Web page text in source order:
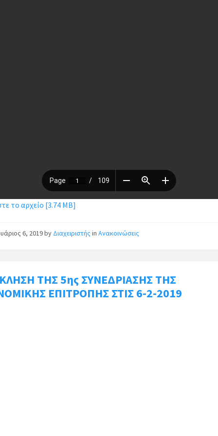
το αρχείο [3.74 MB]
6, 2019by Διαχειριστής inΑνακοινώσεις
ΤΗΣ 5ης ΣΥΝΕΔΡΙΑΣΗΣ ΤΗΣ
ΕΠΙΤΡΟΠΗΣ ΣΤΙΣ 6-2-2019